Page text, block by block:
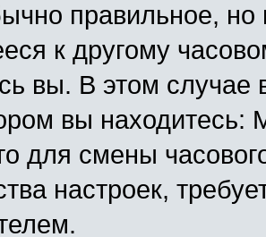
правильное,
к другому
вы. В этом
вы
для смены
настроек,